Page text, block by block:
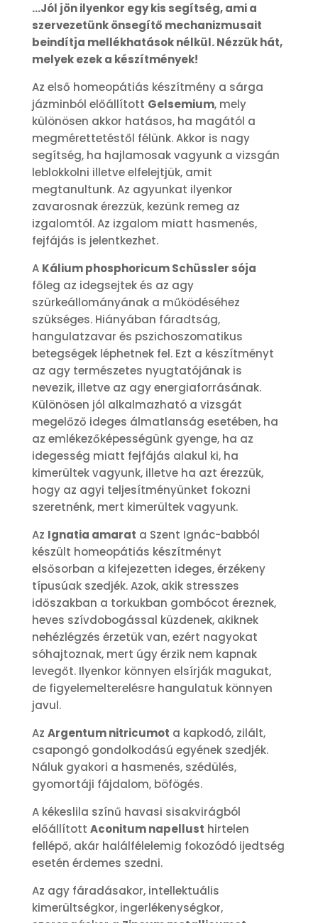
…Jól jön ilyenkor egy kis segítség, ami a
szervezetünk önsegítő mechanizmusait
beindítja mellékhatások nélkül. Nézzük hát,
melyek ezek a készítmények!
Az első homeopátiás készítmény a sárga
jázminból előállított Gelsemium, mely
különösen akkor hatásos, ha magától a
megmérettetéstől félünk. Akkor is nagy
segítség, ha hajlamosak vagyunk a vizsgán
leblokkolni illetve elfelejtjük, amit
megtanultunk. Az agyunkat ilyenkor
zavarosnak érezzük, kezünk remeg az
izgalomtól. Az izgalom miatt hasmenés,
fejfájás is jelentkezhet.
A Kálium phosphoricum Schüssler sója
főleg az idegsejtek és az agy
szürkeállományának a működéséhez
szükséges. Hiányában fáradtság,
hangulatzavar és pszichoszomatikus
betegségek léphetnek fel. Ezt a készítményt
az agy természetes nyugtatójának is
nevezik, illetve az agy energiaforrásának.
Különösen jól alkalmazható a vizsgát
megelőző ideges álmatlanság esetében, ha
az emlékezőképességünk gyenge, ha az
idegesség miatt fejfájás alakul ki, ha
kimerültek vagyunk, illetve ha azt érezzük,
hogy az agyi teljesítményünket fokozni
szeretnénk, mert kimerültek vagyunk.
Az Ignatia amarat a Szent Ignác-babból
készült homeopátiás készítményt
elsősorban a kifejezetten ideges, érzékeny
típusúak szedjék. Azok, akik stresszes
időszakban a torkukban gombócot éreznek,
heves szívdobogással küzdenek, akiknek
nehézlégzés érzetük van, ezért nagyokat
sóhajtoznak, mert úgy érzik nem kapnak
levegőt. Ilyenkor könnyen elsírják magukat,
de figyelemelterelésre hangulatuk könnyen
javul.
Az Argentum nitricumot a kapkodó, zilált,
csapongó gondolkodású egyének szedjék.
Náluk gyakori a hasmenés, szédülés,
gyomortáji fájdalom, böfögés.
A kékeslila színű havasi sisakvirágból
előállított Aconitum napellust hirtelen
fellépő, akár halálfélelemig fokozódó ijedtség
esetén érdemes szedni.
Az agy fáradásakor, intellektuális
kimerültségkor, ingerlékenységkor,